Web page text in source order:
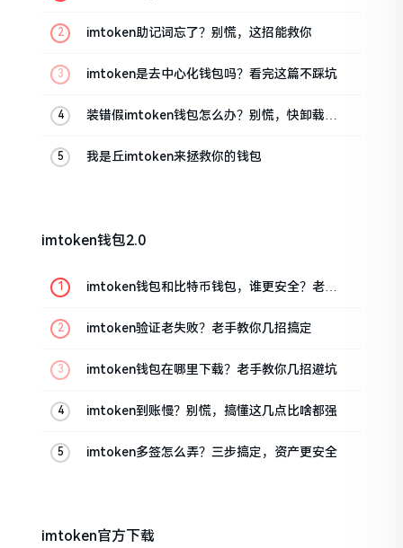
imtoken助记词忘了？别慌，这招能救你
imtoken是去中心化钱包吗？看完这篇不踩坑
装错假imtoken钱包怎么办？别慌，快卸载，
我是丘imtoken来拯救你的钱包
imtoken钱包2.0
imtoken钱包和比特币钱包，谁更安全？老玩
imtoken验证老失败？老手教你几招搞定
imtoken钱包在哪里下载？老手教你几招避坑
imtoken到账慢？别慌，搞懂这几点比啥都强
imtoken多签怎么弄？三步搞定，资产更安全
imtoken官方下载